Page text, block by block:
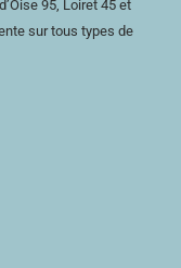
95, Loiret 45 et
sur tous types de